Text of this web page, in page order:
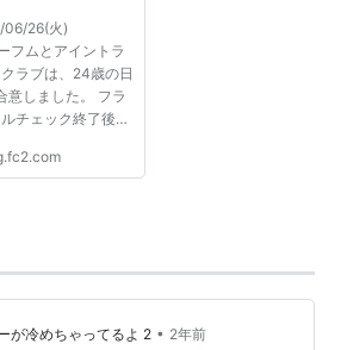
サッカー部門
トボールなど10数種の競技セクショ
クラブである。
26(火)
フムとアイントラ
ラブは、24歳の日
意しました。 フラ
チェック終了後に
ソース アイント
式
が冷めちゃってるよ 2 • 2年前